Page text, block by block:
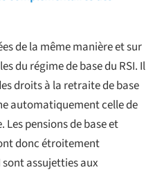
de la même manière et sur
du régime de base du RSI. Il
droits à la retraite de base
automatiquement celle de
pensions de base et
donc étroitement
sont assujetties aux